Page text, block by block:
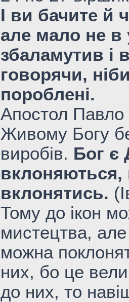
І ви бачите й
але мало не в
збаламутив і
говорячи,
пороблені.
Апостол Павло
Живому Богу
виробів. Бог є
вклоняються,
вклонятись.
Тому до ікон
мистецтва,
можна
них, бо це
до них, то